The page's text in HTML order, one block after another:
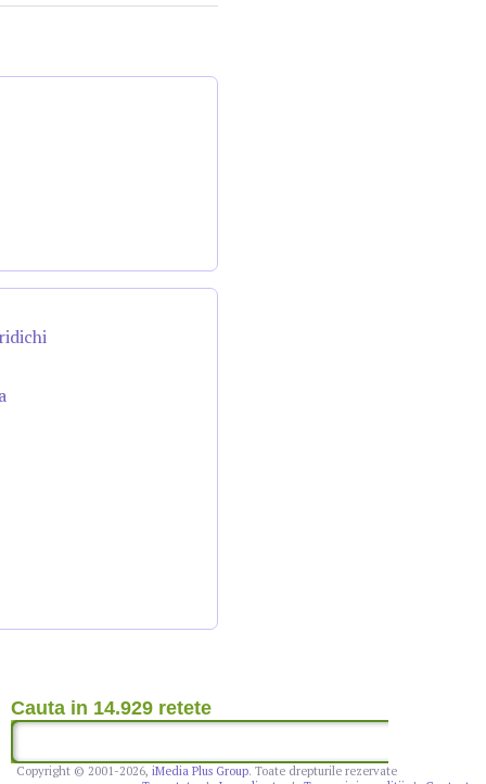
Cauta in 14.929 retete
Copyright © 2001-2026, iMedia Plus Group. Toate drepturile rezervate